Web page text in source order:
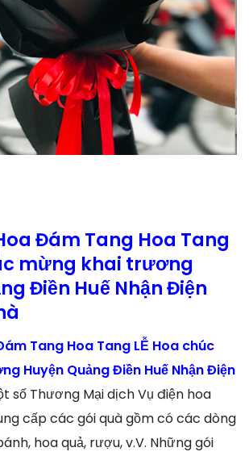
Đám Tang Hoa Tang
mừng khai trương
Điền Huế Nhận Điện
Tang Hoa Tang LỄ Hoa chúc
Huyện Quảng Điền Huế Nhận Điện
số Thương Mại dịch Vụ điện hoa
cấp các gói quà gồm có các dòng
hoa quả, rượu, v.V. Những gói